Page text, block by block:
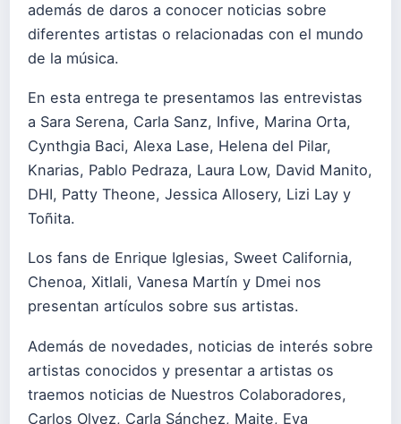
además de daros a conocer noticias sobre
diferentes artistas o relacionadas con el mundo
de la música.
En esta entrega te presentamos las entrevistas
a Sara Serena, Carla Sanz, Infive, Marina Orta,
Cynthgia Baci, Alexa Lase, Helena del Pilar,
Knarias, Pablo Pedraza, Laura Low, David Manito,
DHI, Patty Theone, Jessica Allosery, Lizi Lay y
Toñita.
Los fans de Enrique Iglesias, Sweet California,
Chenoa, Xitlali, Vanesa Martín y Dmei nos
presentan artículos sobre sus artistas.
Además de novedades, noticias de interés sobre
artistas conocidos y presentar a artistas os
traemos noticias de Nuestros Colaboradores,
Carlos Olvez, Carla Sánchez, Maite, Eva